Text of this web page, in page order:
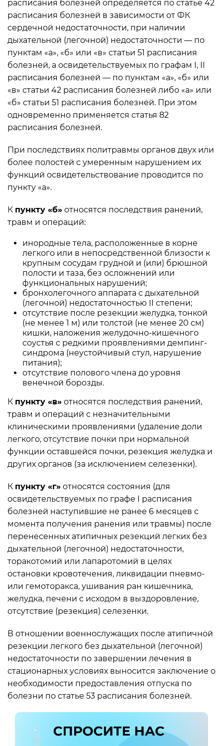
расписания болезней определяется по статье 42
расписания болезней в зависимости от ФК
сердечной недостаточности, при наличии
дыхательной (легочной) недостаточности — по
пунктам «а», «б» или «в» статьи 51 расписания
болезней, а освидетельствуемых по графам I, II
расписания болезней — по пунктам «а», «б» или
«в» статьи 42 расписания болезней либо «а» или
«б» статьи 51 расписания болезней. При этом
одновременно применяется статья 82
расписания болезней.
При последствиях политравмы органов двух или
более полостей с умеренным нарушением их
функций освидетельствование проводится по
пункту «а».
К пункту «б» относятся последствия ранений,
травм и операций:
инородные тела, расположенные в корне
легкого или в непосредственной близости к
крупным сосудам грудной и (или) брюшной
полости и таза, без осложнений или
функциональных нарушений;
бронхолегочного аппарата с дыхательной
(легочной) недостаточностью II степени;
отсутствие после резекции желудка, тонкой
(не менее 1 м) или толстой (не менее 20 см)
кишки, наложения желудочно-кишечного
соустья с редкими проявлениями демпинг-
синдрома (неустойчивый стул, нарушение
питания);
отсутствие полового члена до уровня
венечной борозды.
К пункту «в» относятся последствия ранений,
травм и операций с незначительными
клиническими проявлениями (удаление доли
легкого, отсутствие почки при нормальной
функции оставшейся почки, резекция желудка и
других органов (за исключением селезенки).
К пункту «г» относятся состояния (для
освидетельствуемых по графе I расписания
болезней наступившие не ранее 6 месяцев с
момента получения ранения или травмы) после
перенесенных атипичных резекций легких без
дыхательной (легочной) недостаточности,
торакотомий или лапаротомий в целях
остановки кровотечения, ликвидации пневмо-
или гемоторакса, ушивания ран кишечника,
желудка, печени с исходом в выздоровление,
отсутствие (резекция) селезенки.
В отношении военнослужащих после атипичной
резекции легкого без дыхательной (легочной)
недостаточности по завершении лечения в
стационарных условиях выносится заключение о
необходимости предоставления отпуска по
болезни по статье 53 расписания болезней.